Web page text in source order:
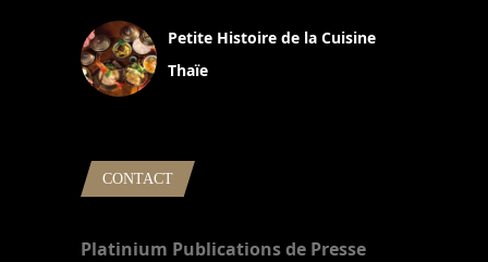
Petite Histoire de la Cuisine
Thaïe
CONTACT
Platinium Publications de Presse